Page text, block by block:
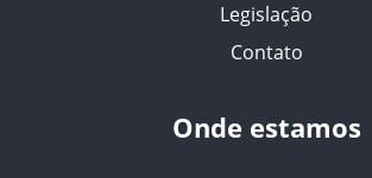
Legislação
Contato
Onde estamos